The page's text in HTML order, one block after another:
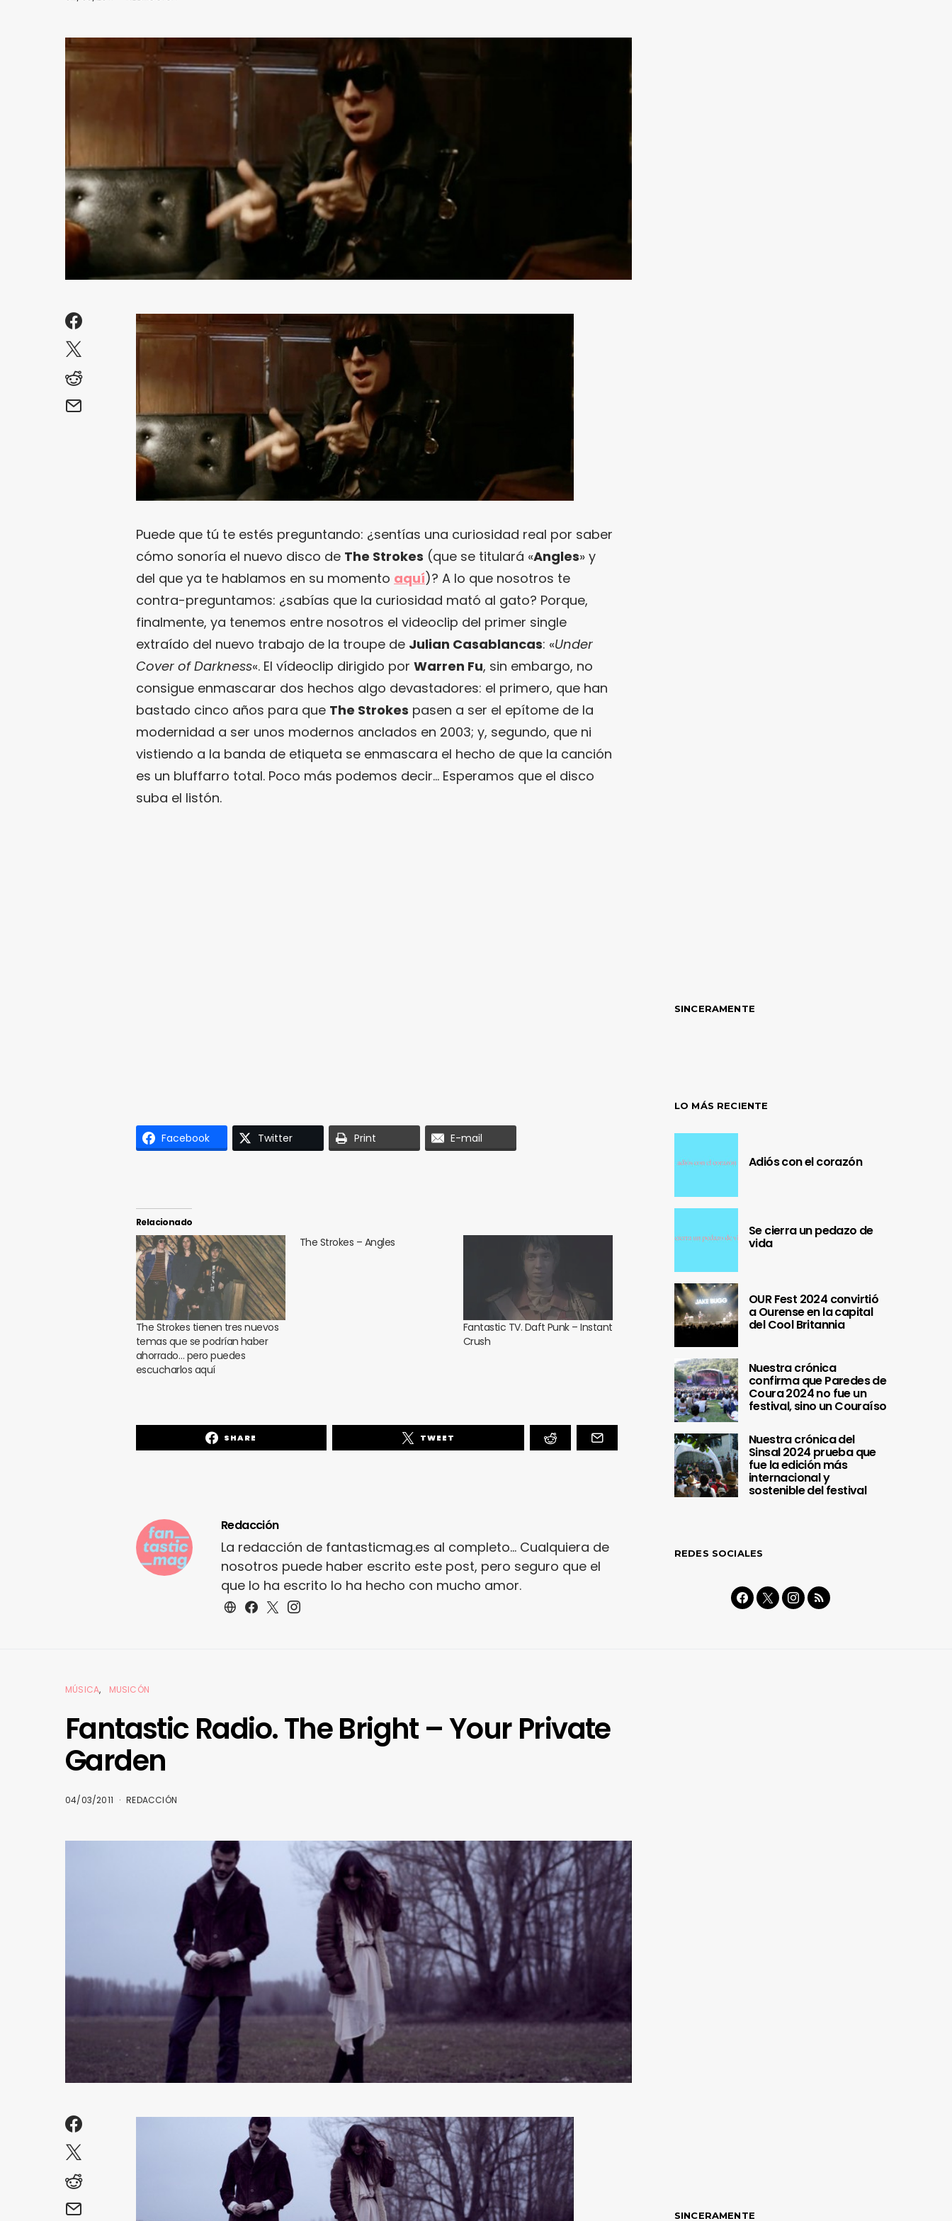
Puede que tú te estés preguntando: ¿sentías una curiosidad real por saber
cómo sonoría el nuevo disco de The Strokes (que se titulará «Angles» y
del que ya te hablamos en su momento aquí)? A lo que nosotros te
contra-preguntamos: ¿sabías que la curiosidad mató al gato? Porque,
finalmente, ya tenemos entre nosotros el videoclip del primer single
extraído del nuevo trabajo de la troupe de Julian Casablancas: «Under
Cover of Darkness«. El vídeoclip dirigido por Warren Fu, sin embargo, no
consigue enmascarar dos hechos algo devastadores: el primero, que han
bastado cinco años para que The Strokes pasen a ser el epítome de la
modernidad a ser unos modernos anclados en 2003; y, segundo, que ni
vistiendo a la banda de etiqueta se enmascara el hecho de que la canción
es un bluffarro total. Poco más podemos decir… Esperamos que el disco
suba el listón.
Facebook Twitter Print E-mail
Relacionado
The Strokes tienen tres nuevos
temas que se podrían haber
ahorrado… pero puedes
escucharlos aquí
The Strokes – Angles
Fantastic TV. Daft Punk – Instant
Crush
SHARE TWEET
Redacción
La redacción de fantasticmag.es al completo... Cualquiera de
nosotros puede haber escrito este post, pero seguro que el
que lo ha escrito lo ha hecho con mucho amor.
SINCERAMENTE
LO MÁS RECIENTE
Adiós con el corazón
Se cierra un pedazo de
vida
OUR Fest 2024 convirtió
a Ourense en la capital
del Cool Britannia
Nuestra crónica
confirma que Paredes de
Coura 2024 no fue un
festival, sino un Couraíso
Nuestra crónica del
Sinsal 2024 prueba que
fue la edición más
internacional y
sostenible del festival
REDES SOCIALES
MÚSICA MUSICÓN
Fantastic Radio. The Bright – Your Private
Garden
04/03/2011 REDACCIÓN
SINCERAMENTE